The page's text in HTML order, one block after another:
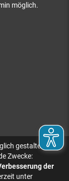
möglich.
gestalten.
Zwecke:
der
unter